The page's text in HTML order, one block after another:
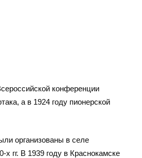
конференции
а в 1924 году пионерской
организованы в селе
гг. В 1939 году в Краснокамске